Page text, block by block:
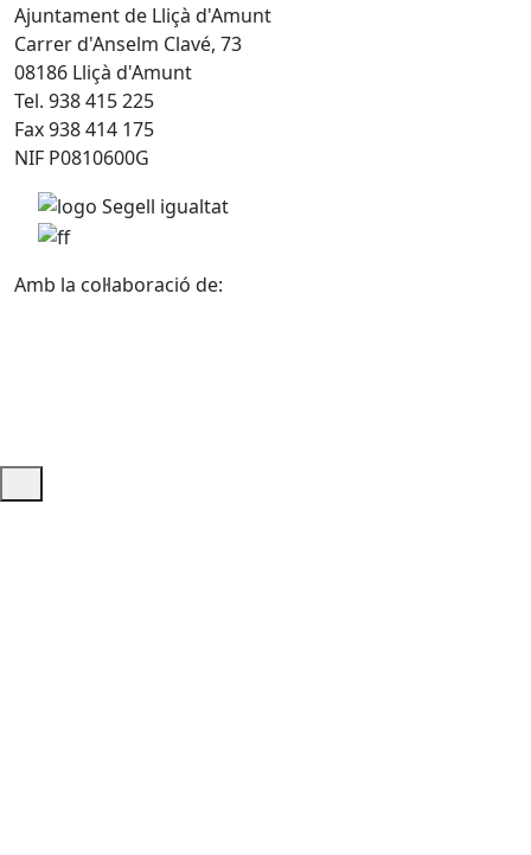
Ajuntament de Lliçà d'Amunt
Carrer d'Anselm Clavé, 73
08186 Lliçà d'Amunt
Tel. 938 415 225
Fax 938 414 175
NIF P0810600G
Amb la col·laboració de: